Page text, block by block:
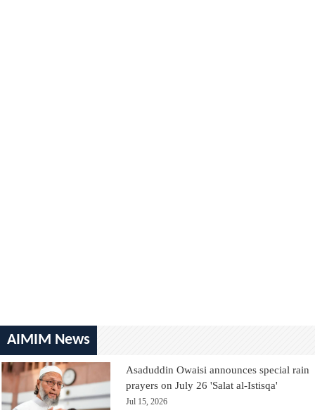
AIMIM News
Asaduddin Owaisi announces special rain
prayers on July 26 'Salat al-Istisqa'
Jul 15, 2026